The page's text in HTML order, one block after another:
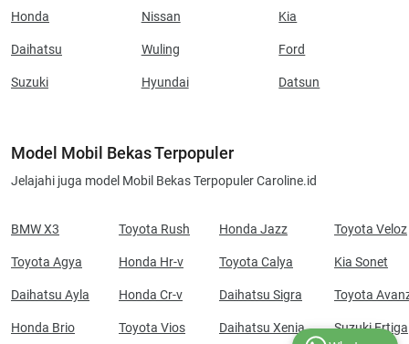
Honda
Daihatsu
Suzuki
Nissan
Wuling
Hyundai
Kia
Ford
Datsun
Model Mobil Bekas Terpopuler
Jelajahi juga model Mobil Bekas Terpopuler Caroline.id
BMW X3
Toyota Agya
Daihatsu Ayla
Honda Brio
Toyota Rush
Honda Hr-v
Honda Cr-v
Toyota Vios
Honda Jazz
Toyota Calya
Daihatsu Sigra
Daihatsu Xenia
Toyota Veloz
Kia Sonet
Toyota
Suzuki Ertiga